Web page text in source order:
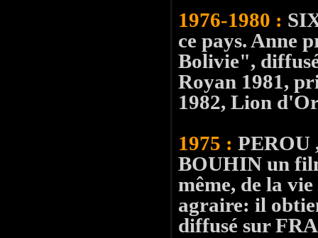
1976-1980 :
ce pays. Anne
Bolivie",
Royan 1981,
1982, Lion
1975 : PEROU
BOUHIN un
même, de la
agraire: il
diffusé sur